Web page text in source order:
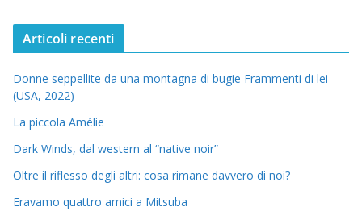
Articoli recenti
Donne seppellite da una montagna di bugie Frammenti di lei
(USA, 2022)
La piccola Amélie
Dark Winds, dal western al “native noir”
Oltre il riflesso degli altri: cosa rimane davvero di noi?
Eravamo quattro amici a Mitsuba